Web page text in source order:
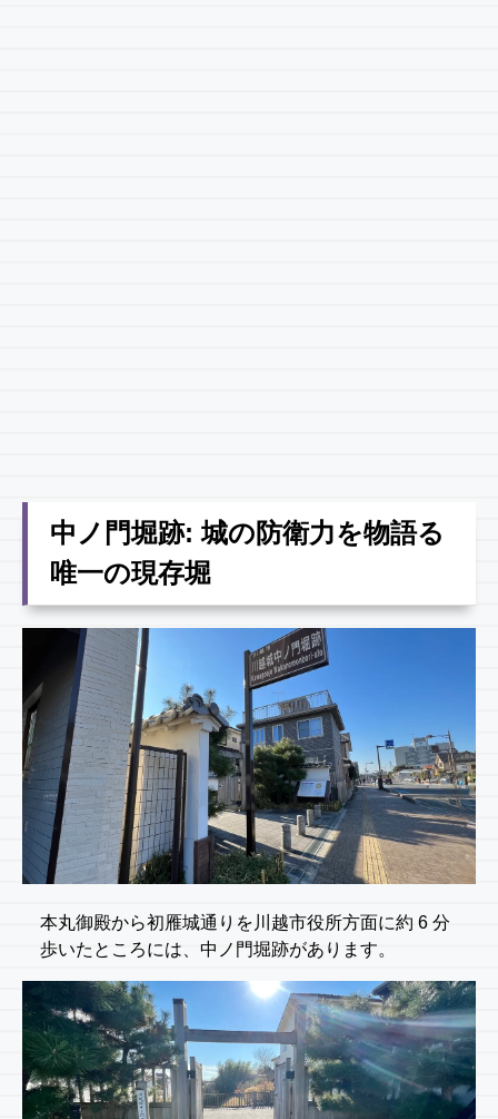
中ノ門堀跡: 城の防衛力を物語る
唯一の現存堀
本丸御殿から初雁城通りを川越市役所方面に約 6 分
歩いたところには、中ノ門堀跡があります。